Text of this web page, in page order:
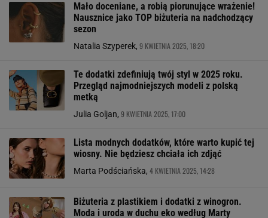
Mało doceniane, a robią piorunujące wrażenie!
Nausznice jako TOP biżuteria na nadchodzący
sezon
Natalia Szyperek, 9 KWIETNIA 2025, 18:20
Te dodatki zdefiniują twój styl w 2025 roku.
Przegląd najmodniejszych modeli z polską
metką
Julia Goljan, 9 KWIETNIA 2025, 17:00
Lista modnych dodatków, które warto kupić tej
wiosny. Nie będziesz chciała ich zdjąć
Marta Podściańska, 4 KWIETNIA 2025, 14:28
Biżuteria z plastikiem i dodatki z winogron.
Moda i uroda w duchu eko według Marty